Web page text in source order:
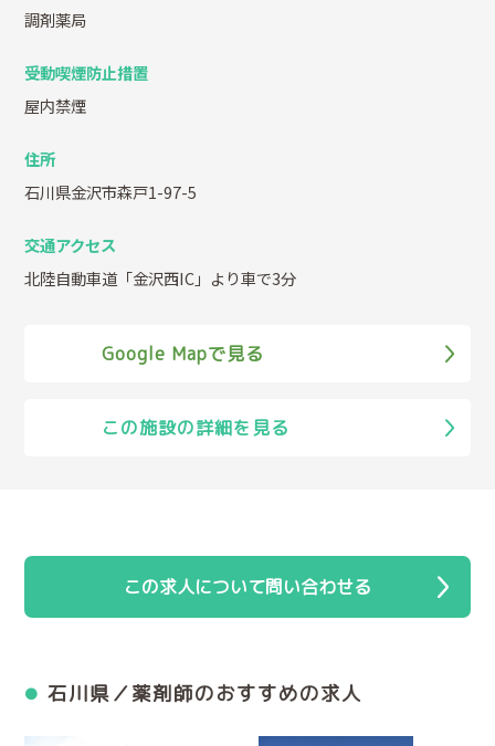
調剤薬局
受動喫煙防止措置
屋内禁煙
住所
石川県金沢市森戸1-97-5
交通アクセス
北陸自動車道「金沢西IC」より車で3分
Google Mapで見る
この施設の詳細を見る
この求人について問い合わせる
石川県／薬剤師のおすすめの求人